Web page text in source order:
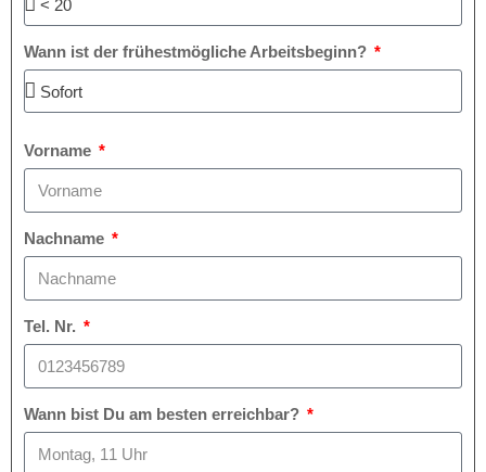
Wann ist der frühestmögliche Arbeitsbeginn?
Vorname
Nachname
Tel. Nr.
Wann bist Du am besten erreichbar?